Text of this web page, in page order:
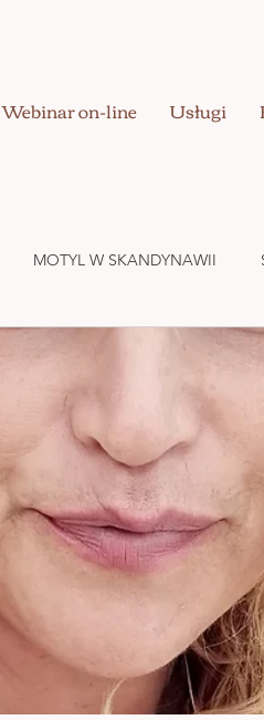
Webinar on-line Usługi
MOTYL W SKANDYNAWII
BIZNES W